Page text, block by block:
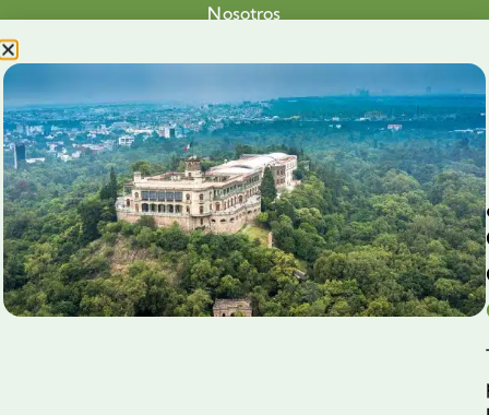
Nosotros
Nuestra Causa
Productos con Causa
Blog
Voluntariado Chapultepec
Aliados
Legales
Prensa